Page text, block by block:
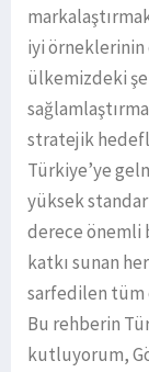
iyi örneklerinin
ülkemizdeki
stratejik
Türkiye’ye
yüksek
derece önemli
katkı sunan
sarfedilen tüm
Bu rehberin
kutluyorum,